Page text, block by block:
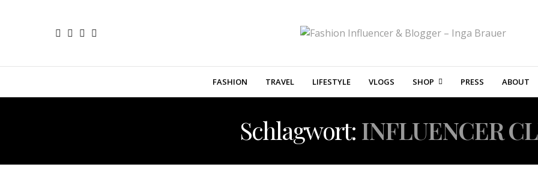
FASHION TRAVEL LIFESTYLE VLOGS SHOP PRESS ABOUT
Schlagwort: INFLUENCER